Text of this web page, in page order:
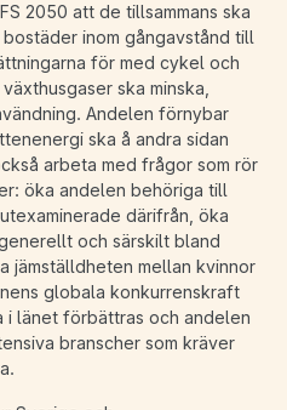
2050 att de tillsammans ska
inom gångavstånd till
för med cykel och
ska minska,
Andelen förnybar
ska å andra sidan
arbeta med frågor som rör
öka andelen behöriga till
därifrån, öka
och särskilt bland
jämställdheten mellan kvinnor
globala konkurrenskraft
i länet förbättras och andelen
branscher som kräver